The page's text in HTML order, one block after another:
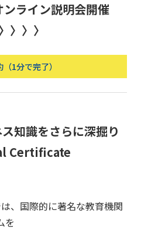
ンライン説明会開催
〉〉〉
1分で完了）
知識をさらに深掘り
Certificate
、国際的に著名な教育機関
を